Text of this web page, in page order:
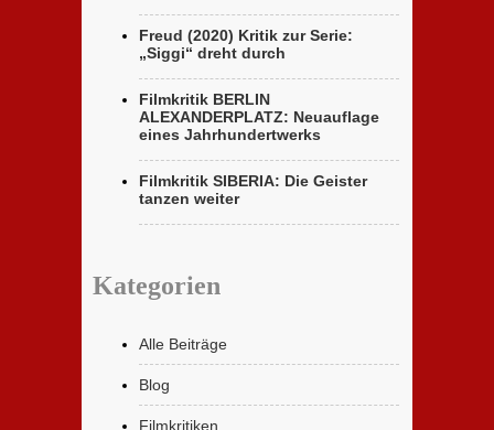
Freud (2020) Kritik zur Serie:
„Siggi“ dreht durch
Filmkritik BERLIN
ALEXANDERPLATZ: Neuauflage
eines Jahrhundertwerks
Filmkritik SIBERIA: Die Geister
tanzen weiter
Kategorien
Alle Beiträge
Blog
Filmkritiken